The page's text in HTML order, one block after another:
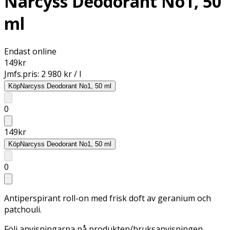
ml
Endast online
149kr
Jmfs.pris: 2 980 kr / l
KöpNarcyss Deodorant No1, 50 ml
0
149kr
KöpNarcyss Deodorant No1, 50 ml
0
Antiperspirant roll-on med frisk doft av geranium och
patchouli.